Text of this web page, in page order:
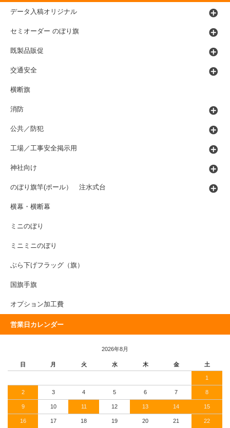
データ入稿オリジナル
セミオーダー のぼり旗
既製品販促
交通安全
横断旗
消防
公共／防犯
工場／工事安全掲示用
神社向け
のぼり旗竿(ポール） 注水式台
横幕・横断幕
ミニのぼり
ミニミニのぼり
ぶら下げフラッグ（旗）
国旗手旗
オプション加工費
営業日カレンダー
2026年8月
日 月 火 水 木 金 土
1
2 3 4 5 6 7 8
9 10 11 12 13 14 15
16 17 18 19 20 21 22